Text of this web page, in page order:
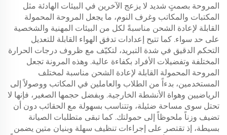
المروحة بصمتٍ شديد لا يزعج الآخرين في البيئات الهادئة مثل
المكتبات والمكاتب وغرف النوم، ما يجعل المروحة المحمولة
القابلة لإعادة الشحن مناسبةً لكل من البيئات المهنية والشخصية
على حد سواء. كما تتيح إعدادات تدفق الهواء القابلة للتعديل
التحكم الدقيق في شدة التبريد، لتكيّف مع ظروف درجات الحرارة
المختلفة وتفضيلات الأفراد بكفاءة عالية. وهذه المرونة تجعل
المروحة المحمولة القابلة لإعادة الشحن مناسبة لمختلف
المستخدمين، بدءاً من الطلاب والعاملين في المكاتب ووصولاً إلى
الرياضيين وهواة الأنشطة الخارجية. وبفضل حجمها الصغير، فإنها لا
تحتل سوى مساحة ضئيلة، وتتناسب بسهولة مع الحقائب دون أن
تضيف وزناً ملحوظاً إلى حمولتك. كما تبقى متطلبات الصيانة
بسيطة، إذ تقتصر على إجراءات تنظيف سهلة وبنيان متين يضمن